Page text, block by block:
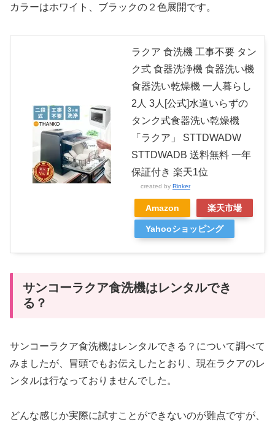
カラーはホワイト、ブラックの２色展開です。
ラクア 食洗機 工事不要 タン
ク式 食器洗浄機 食器洗い機
食器洗い乾燥機 一人暮らし
2人 3人[公式]水道いらずの
タンク式食器洗い乾燥機
「ラクア」 STTDWADW
STTDWADB 送料無料 一年
保証付き 楽天1位
created by Rinker
Amazon 楽天市場
Yahooショッピング
サンコーラクア食洗機はレンタルでき
る？
サンコーラクア食洗機はレンタルできる？について調べて
みましたが、冒頭でもお伝えしたとおり、現在ラクアのレ
ンタルは行なっておりませんでした。
どんな感じか実際に試すことができないのが難点ですが、